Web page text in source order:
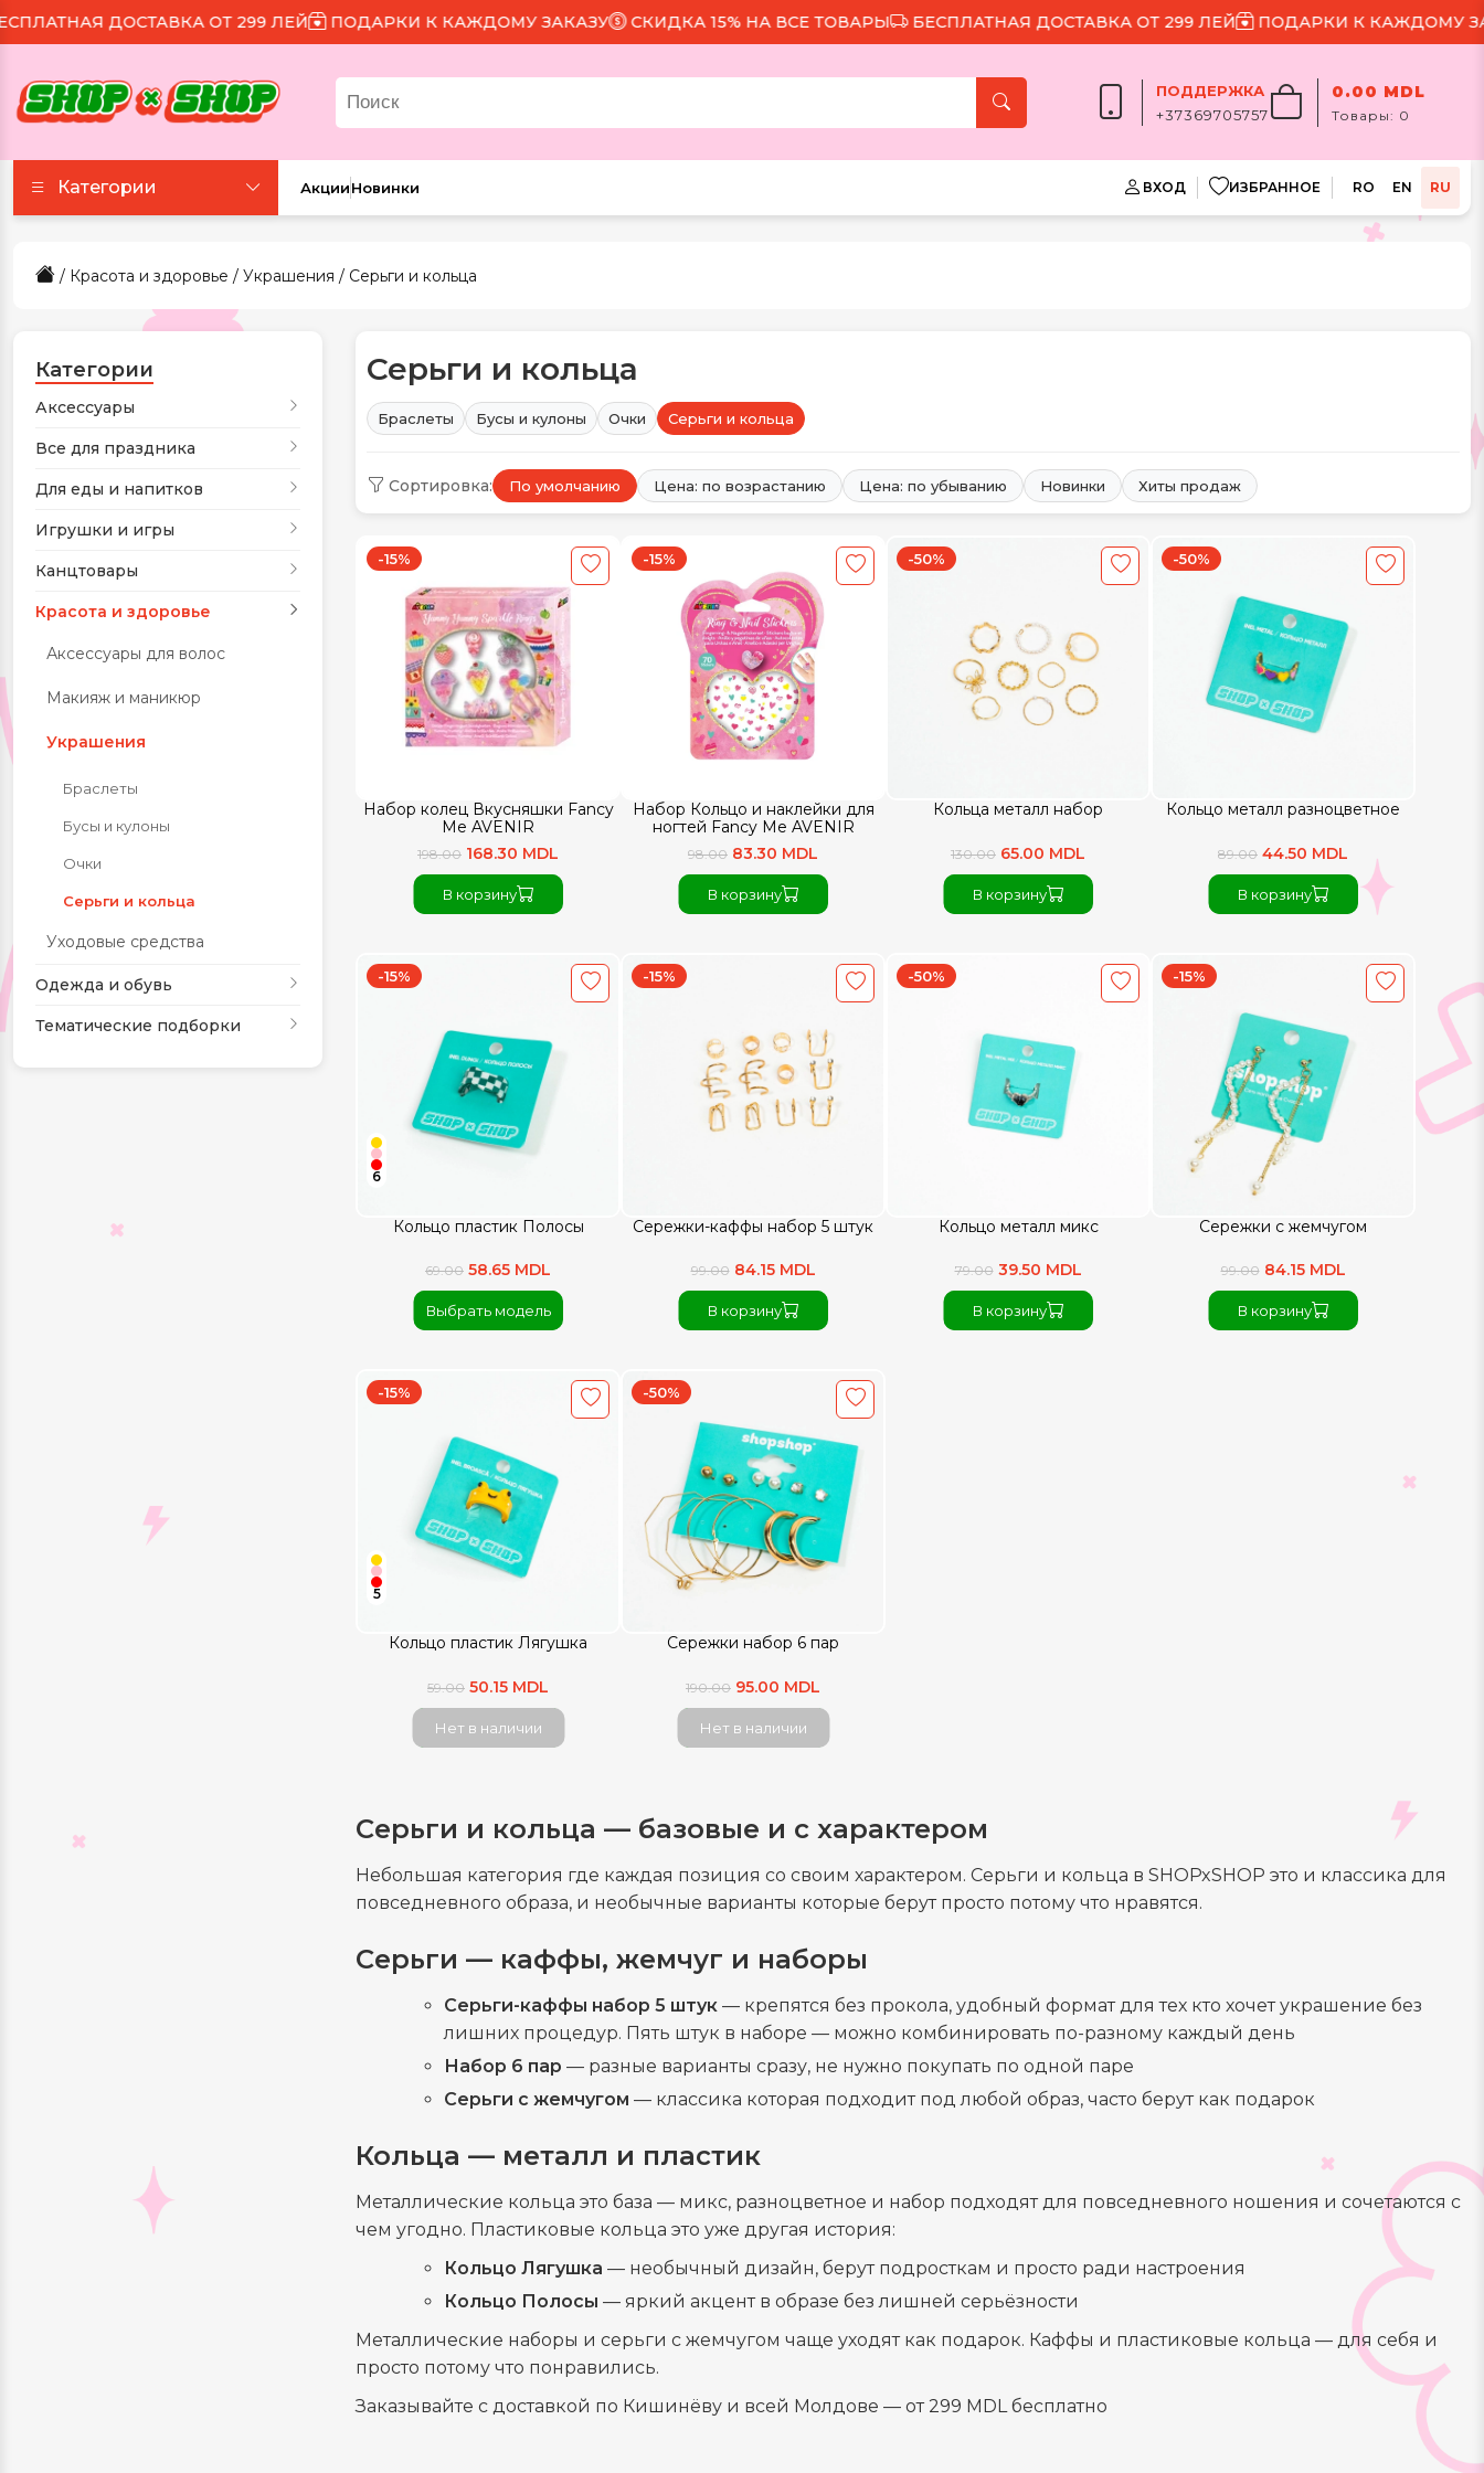
ДОСТАВКА ОТ 299 ЛЕЙ ПОДАРКИ К КАЖДОМУ ЗАКАЗУ СКИДКА 15% НА ВСЕ ТОВАРЫ БЕСПЛАТНАЯ ДОСТАВКА ОТ 299 ЛЕЙ ПОДАРКИ К КАЖДОМУ ЗАКАЗУ
ПОДДЕРЖКА
+37369705757
0.00 MDL
Товары: 0
Категории
Все для праздника
Для еды и напитков
Канцтовары
Одежда и обувь
подборки
АкцииНовинки ВХОД ИЗБРАННОЕ RO EN RU
/ Красота и здоровье / Украшения / Серьги и кольца
Категории
Аксессуары
Все для праздника
Для еды и напитков
Игрушки и игры
Канцтовары
Красота и здоровье
Аксессуары для волос
Макияж и маникюр
Украшения
Браслеты
Бусы и кулоны
Очки
Серьги и кольца
Уходовые средства
Одежда и обувь
Тематические подборки
Серьги и кольца
Браслеты Бусы и кулоны Очки Серьги и кольца
Сортировка: По умолчанию Цена: по возрастанию Цена: по убыванию Новинки Хиты продаж
Набор колец Вкусняшки Fancy
Me AVENIR
-15%
198.00 168.30 MDL
В корзину
Набор Кольцо и наклейки для
ногтей Fancy Me AVENIR
-15%
98.00 83.30 MDL
В корзину
Кольца металл набор
-50%
130.00 65.00 MDL
В корзину
Кольцо металл разноцветное
-50%
89.00 44.50 MDL
В корзину
Кольцо пластик Полосы
-15%
6
69.00 58.65 MDL
Выбрать модель
Сережки-каффы набор 5 штук
-15%
99.00 84.15 MDL
В корзину
Кольцо металл микс
-50%
79.00 39.50 MDL
В корзину
Сережки с жемчугом
-15%
99.00 84.15 MDL
В корзину
Кольцо пластик Лягушка
-15%
5
59.00 50.15 MDL
Нет в наличии
Сережки набор 6 пар
-50%
190.00 95.00 MDL
Нет в наличии
Серьги и кольца — базовые и с характером
Небольшая категория где каждая позиция со своим характером. Серьги и кольца в SHOPxSHOP это и классика для
повседневного образа, и необычные варианты которые берут просто потому что нравятся.
Серьги — каффы, жемчуг и наборы
Серьги-каффы набор 5 штук — крепятся без прокола, удобный формат для тех кто хочет украшение без
лишних процедур. Пять штук в наборе — можно комбинировать по-разному каждый день
Набор 6 пар — разные варианты сразу, не нужно покупать по одной паре
Серьги с жемчугом — классика которая подходит под любой образ, часто берут как подарок
Кольца — металл и пластик
Металлические кольца это база — микс, разноцветное и набор подходят для повседневного ношения и сочетаются с
чем угодно. Пластиковые кольца это уже другая история:
Кольцо Лягушка — необычный дизайн, берут подросткам и просто ради настроения
Кольцо Полосы — яркий акцент в образе без лишней серьёзности
Металлические наборы и серьги с жемчугом чаще уходят как подарок. Каффы и пластиковые кольца — для себя и
просто потому что понравились.
Заказывайте с доставкой по Кишинёву и всей Молдове — от 299 MDL бесплатно